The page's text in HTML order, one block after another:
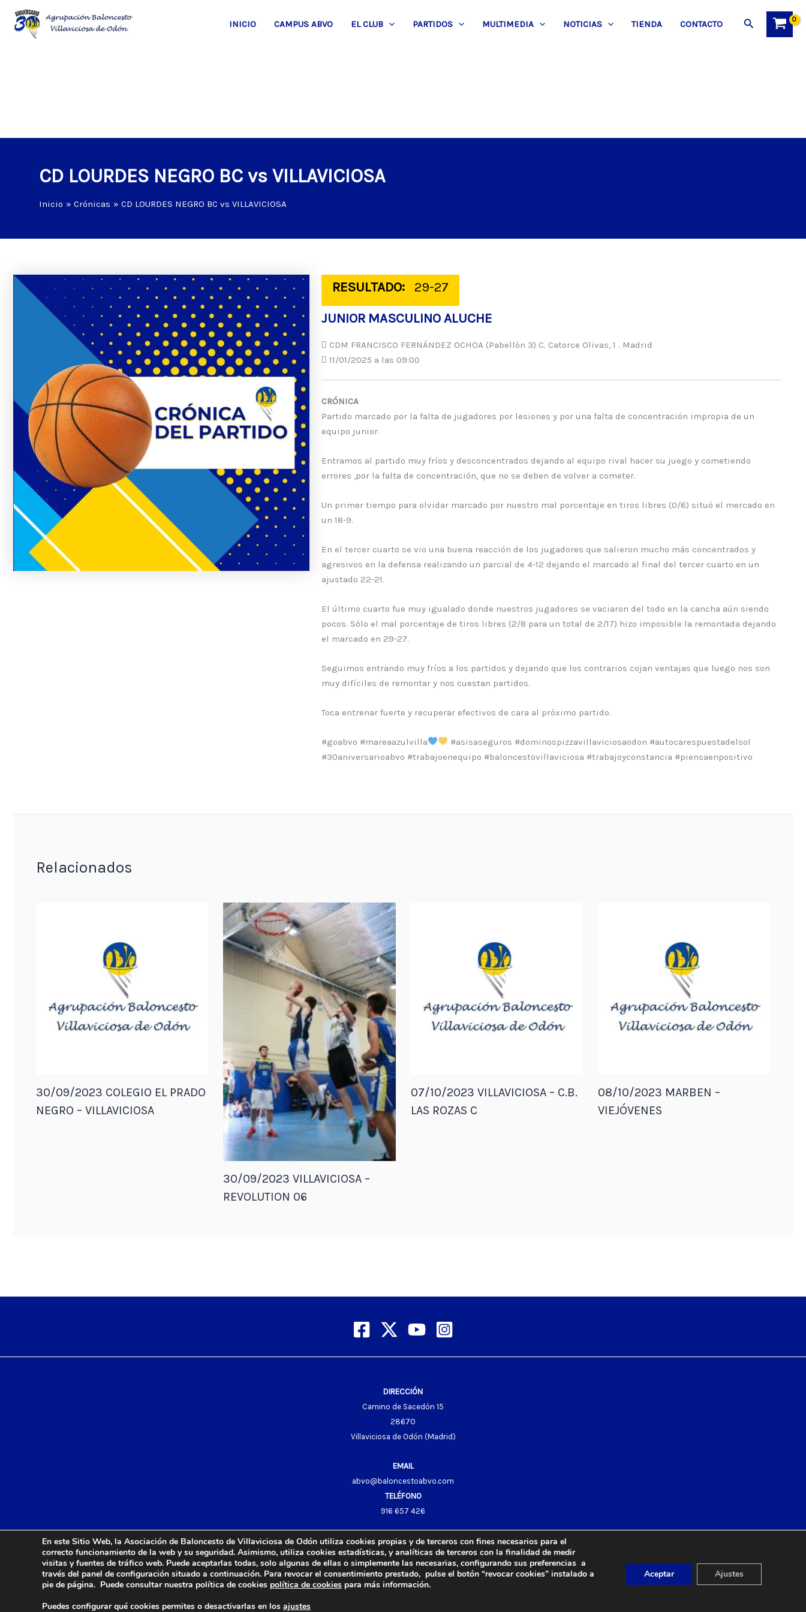
contenido
INICIO CAMPUS ABVO EL CLUB PARTIDOS MULTIMEDIA NOTICIAS TIENDA CONTACTO Buscar
CD LOURDES NEGRO BC vs VILLAVICIOSA
Inicio Crónicas CD LOURDES NEGRO BC vs VILLAVICIOSA
RESULTADO:
29-27
JUNIOR MASCULINO ALUCHE
CDM FRANCISCO FERNÁNDEZ OCHOA (Pabellón 3) C. Catorce Olivas, 1 . Madrid
11/01/2025 a las 09:00
CRÓNICA
Partido marcado por la falta de jugadores por lesiones y por una falta de concentración impropia de un
equipo junior.
Entramos al partido muy fríos y desconcentrados dejando al equipo rival hacer su juego y cometiendo
errores ,por la falta de concentración, que no se deben de volver a cometer.
Un primer tiempo para olvidar marcado por nuestro mal porcentaje en tiros libres (0/6) situó el mercado en
un 18-9.
En el tercer cuarto se vio una buena reacción de los jugadores que salieron mucho más concentrados y
agresivos en la defensa realizando un parcial de 4-12 dejando el marcado al final del tercer cuarto en un
ajustado 22-21.
El último cuarto fue muy igualado donde nuestros jugadores se vaciaron del todo en la cancha aún siendo
pocos. Sólo el mal porcentaje de tiros libres (2/8 para un total de 2/17) hizo imposible la remontada dejando
el marcado en 29-27.
Seguimos entrando muy fríos a los partidos y dejando que los contrarios cojan ventajas que luego nos son
muy difíciles de remontar y nos cuestan partidos.
Toca entrenar fuerte y recuperar efectivos de cara al próximo partido.
#goabvo #mareaazulvilla
#asisaseguros #dominospizzavillaviciosaodon #autocarespuestadelsol
#30aniversarioabvo #trabajoenequipo #baloncestovillaviciosa #trabajoyconstancia #piensaenpositivo
Relacionados
30/09/2023 COLEGIO EL PRADO
NEGRO – VILLAVICIOSA
30/09/2023 VILLAVICIOSA –
REVOLUTION 06
07/10/2023 VILLAVICIOSA – C.B.
LAS ROZAS C
08/10/2023 MARBEN –
VIEJÓVENES
DIRECCIÓN
Camino de Sacedón 15
28670
Villaviciosa de Odón (Madrid)
EMAIL
abvo@baloncestoabvo.com
TELÉFONO
916 657 426
© 2024 Agrupación Baloncesto de Villaviciosa de Odón. Aviso Legal Política de Privacidad Política de Cookies
Diseño y Desarrollo web byImagar Solutions Company
En este Sitio Web, la Asociación de Baloncesto de Villaviciosa de Odón utiliza cookies propias y de terceros con fines necesarios para el
correcto funcionamiento de la web y su seguridad. Asimismo, utiliza cookies estadísticas, y analíticas de terceros con la finalidad de medir
visitas y fuentes de tráfico web. Puede aceptarlas todas, solo algunas de ellas o simplemente las necesarias, configurando sus preferencias a
través del panel de configuración situado a continuación. Para revocar el consentimiento prestado, pulse el botón “revocar cookies” instalado a
pie de página. Puede consultar nuestra política de cookies política de cookies para más información.
Puedes configurar qué cookies permites o desactivarlas en los ajustes
Aceptar Ajustes